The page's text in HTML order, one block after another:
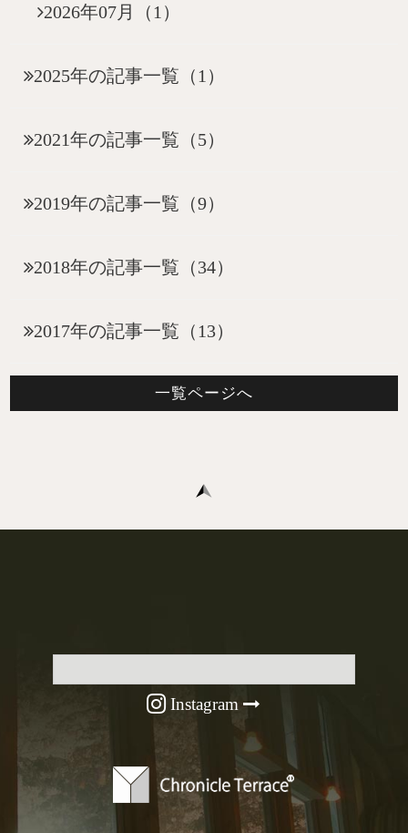
2026年07月（1）
2025年の記事一覧（1）
2021年の記事一覧（5）
2019年の記事一覧（9）
2018年の記事一覧（34）
2017年の記事一覧（13）
一覧ページへ
Instagram